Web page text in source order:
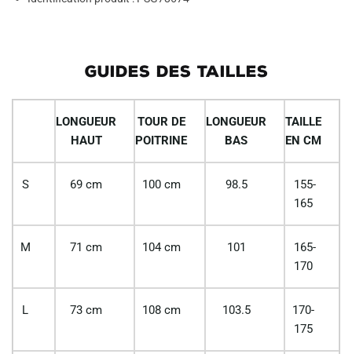
GUIDES DES TAILLES
LONGUEUR
HAUT
TOUR DE
POITRINE
LONGUEUR
BAS
TAILLE
EN CM
S 69 cm 100 cm 98.5
155-
165
M 71 cm 104 cm 101
165-
170
L 73 cm 108 cm 103.5
170-
175